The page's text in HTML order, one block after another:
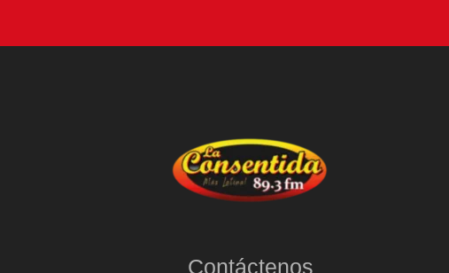
Contáctenos